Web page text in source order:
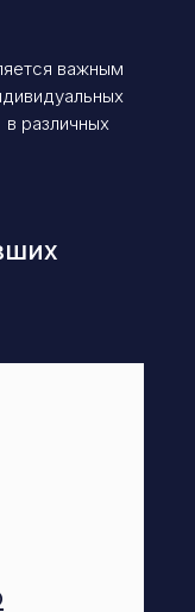
важным
различных